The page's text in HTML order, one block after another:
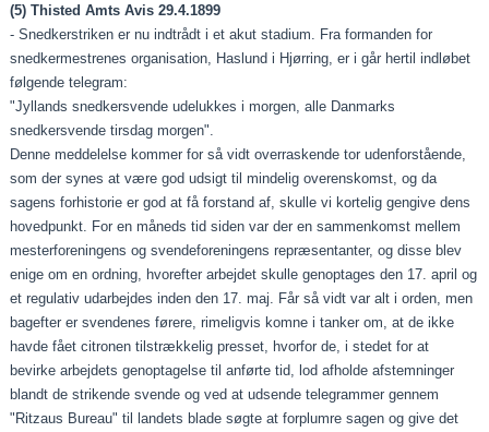
(5) Thisted Amts Avis 29.4.1899
- Snedkerstriken er nu indtrådt i et akut stadium. Fra formanden for
snedkermestrenes organisation, Haslund i Hjørring, er i går hertil indløbet
følgende telegram:
"Jyllands snedkersvende udelukkes i morgen, alle Danmarks
snedkersvende tirsdag morgen".
Denne meddelelse kommer for så vidt overraskende tor udenforstående,
som der synes at være god udsigt til mindelig overenskomst, og da
sagens forhistorie er god at få forstand af, skulle vi kortelig gengive dens
hovedpunkt. For en måneds tid siden var der en sammenkomst mellem
mesterforeningens og svendeforeningens repræsentanter, og disse blev
enige om en ordning, hvorefter arbejdet skulle genoptages den 17. april og
et regulativ udarbejdes inden den 17. maj. Får så vidt var alt i orden, men
bagefter er svendenes førere, rimeligvis komne i tanker om, at de ikke
havde fået citronen tilstrækkelig presset, hvorfor de, i stedet for at
bevirke arbejdets genoptagelse til anførte tid, lod afholde afstemninger
blandt de strikende svende og ved at udsende telegrammer gennem
"Ritzaus Bureau" til landets blade søgte at forplumre sagen og give det